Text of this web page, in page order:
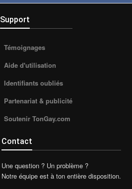
Support
Témoignages
Aide d'utilisation
Identifiants oubliés
Partenariat & publicité
Soutenir TonGay.com
Contact
Une question ? Un problème ?
Notre équipe est à ton entière disposition.